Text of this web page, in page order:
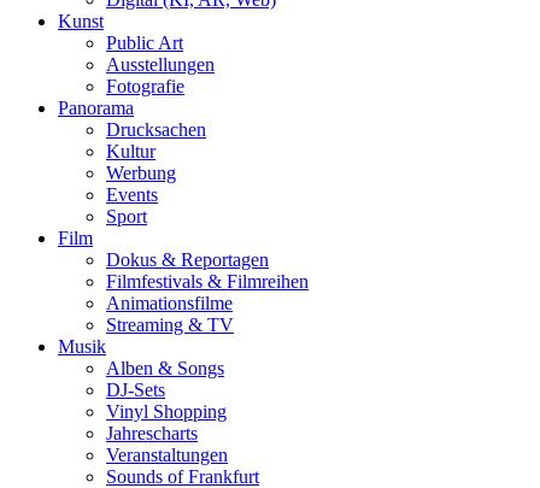
Kunst
Public Art
Ausstellungen
Fotografie
Panorama
Drucksachen
Kultur
Werbung
Events
Sport
Film
Dokus & Reportagen
Filmfestivals & Filmreihen
Animationsfilme
Streaming & TV
Musik
Alben & Songs
DJ-Sets
Vinyl Shopping
Jahrescharts
Veranstaltungen
Sounds of Frankfurt